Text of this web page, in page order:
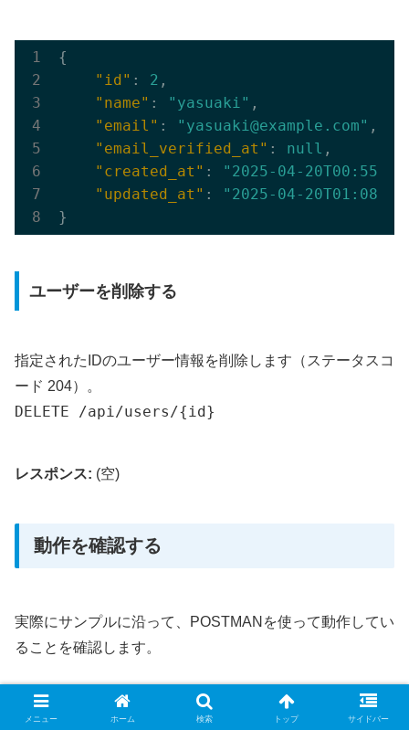
{
"id" : 2 ,
"name" : "yasuaki" ,
"email" : "yasuaki@example.com" ,
"email_verified_at" : null ,
"created_at" :
"2025-04-
"updated_at" :
"2025-04-
ユーザーを削除する
指定されたIDのユーザー情報を削除します（ステータスコ
ード 204）。
DELETE /api/users/{id}
レスポンス: (空)
動作を確認する
実際にサンプルに沿って、POSTMANを使って動作してい
ることを確認します。
ユーザー全員を取得する(index)
メニュー ホーム 検索 トップ サイドバー